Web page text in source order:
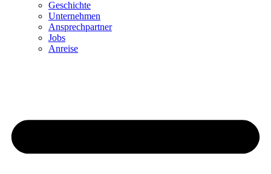
Geschichte
Unternehmen
Ansprechpartner
Jobs
Anreise